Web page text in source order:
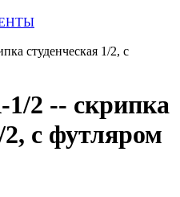
студенческая 1/2, с
2 -- скрипка
2, с футляром